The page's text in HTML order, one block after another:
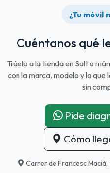
¿Tu móvil
Cuéntanos qué
Tráelo a la tienda en Salt o
con la marca, modelo y lo que
sin
Pide
Cómo
Carrer de Francesc Macià,